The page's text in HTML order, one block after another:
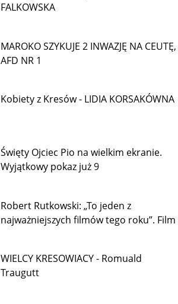
FALKOWSKA
MAROKO SZYKUJE 2 INWAZJĘ NA CEUTĘ,
AFD NR 1
Kobiety z Kresów - LIDIA KORSAKÓWNA
Święty Ojciec Pio na wielkim ekranie.
Wyjątkowy pokaz już 9
Robert Rutkowski: „To jeden z
najważniejszych filmów tego roku”. Film
WIELCY KRESOWIACY - Romuald
Traugutt